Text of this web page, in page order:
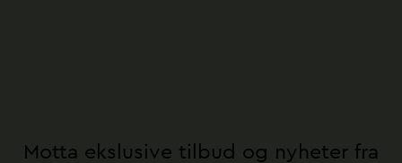
Motta ekslusive tilbud og nyheter fra